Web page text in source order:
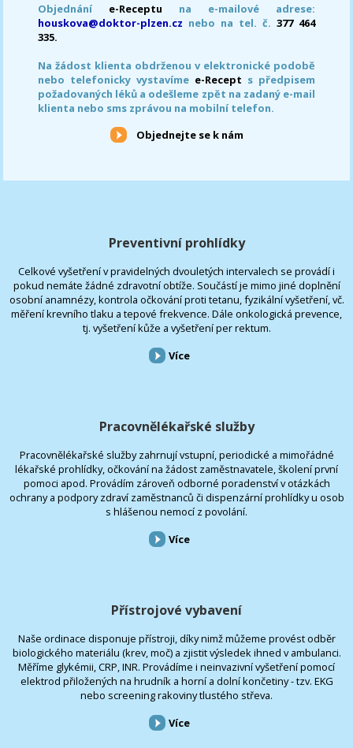
Objednání e-Receptu na e-mailové adrese:
houskova@doktor-plzen.cz nebo na tel. č. 377 464
335.
Na žádost klienta obdrženou v elektronické podobě
nebo telefonicky vystavíme e-Recept s předpisem
požadovaných léků a odešleme zpět na zadaný e-mail
klienta nebo sms zprávou na mobilní telefon.
Objednejte se k nám
Preventivní prohlídky
Celkové vyšetření v pravidelných dvouletých intervalech se provádí i
pokud nemáte žádné zdravotní obtíže. Součástí je mimo jiné doplnění
osobní anamnézy, kontrola očkování proti tetanu, fyzikální vyšetření, vč.
měření krevního tlaku a tepové frekvence. Dále onkologická prevence,
tj. vyšetření kůže a vyšetření per rektum.
Více
Pracovnělékařské služby
Pracovnělékařské služby zahrnují vstupní, periodické a mimořádné
lékařské prohlídky, očkování na žádost zaměstnavatele, školení první
pomoci apod. Provádím zároveň odborné poradenství v otázkách
ochrany a podpory zdraví zaměstnanců či dispenzární prohlídky u osob
s hlášenou nemocí z povolání.
Více
Přístrojové vybavení
Naše ordinace disponuje přístroji, díky nimž můžeme provést odběr
biologického materiálu (krev, moč) a zjistit výsledek ihned v ambulanci.
Měříme glykémii, CRP, INR. Provádíme i neinvazivní vyšetření pomocí
elektrod přiložených na hrudník a horní a dolní končetiny - tzv. EKG
nebo screening rakoviny tlustého střeva.
Více